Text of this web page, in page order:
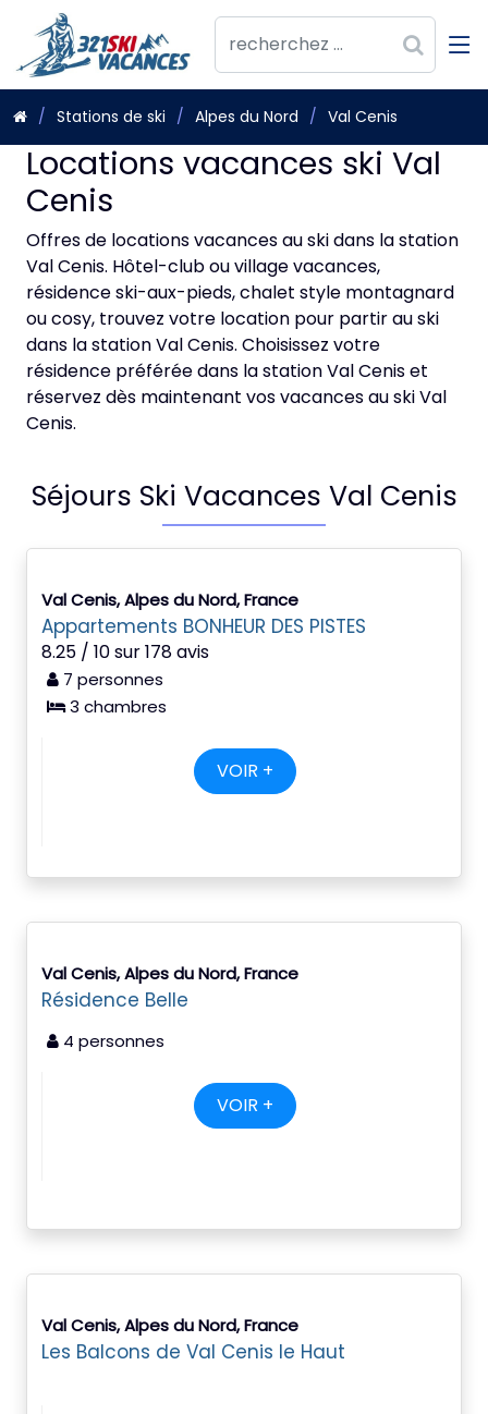
Stations de ski Alpes du Nord Val Cenis
Locations vacances ski Val
Cenis
Offres de locations vacances au ski dans la station
Val Cenis. Hôtel-club ou village vacances,
résidence ski-aux-pieds, chalet style montagnard
ou cosy, trouvez votre location pour partir au ski
dans la station Val Cenis. Choisissez votre
résidence préférée dans la station Val Cenis et
réservez dès maintenant vos vacances au ski Val
Cenis.
Séjours Ski Vacances Val Cenis
Val Cenis, Alpes du Nord, France
Appartements BONHEUR DES PISTES
8.25 / 10 sur 178 avis
7 personnes
3 chambres
VOIR +
Val Cenis, Alpes du Nord, France
Résidence Belle
4 personnes
VOIR +
Val Cenis, Alpes du Nord, France
Les Balcons de Val Cenis le Haut